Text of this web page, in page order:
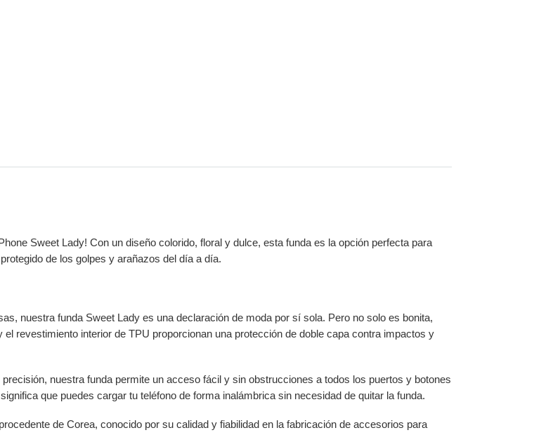
Sweet Lady! Con un diseño colorido, floral y dulce, esta funda es la opción perfecta para
de los golpes y arañazos del día a día.
nuestra funda Sweet Lady es una declaración de moda por sí sola. Pero no solo es bonita,
revestimiento interior de TPU proporcionan una protección de doble capa contra impactos y
nuestra funda permite un acceso fácil y sin obstrucciones a todos los puertos y botones
que puedes cargar tu teléfono de forma inalámbrica sin necesidad de quitar la funda.
de Corea, conocido por su calidad y fiabilidad en la fabricación de accesorios para